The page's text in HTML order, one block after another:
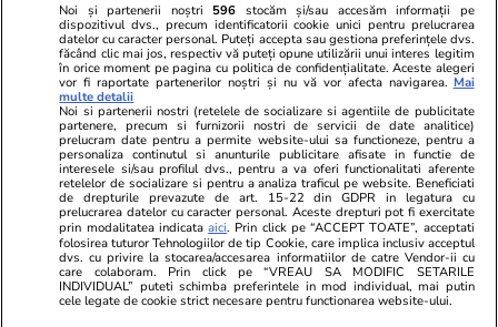
ZiaruldeIasi.ro
Iașul, pe locul doi în România
după numărul de locuințe. Cum
au schimbat comunele
metropolitane harta județului
Fanatik.ro
De ce a
Costel
mental!
tensiune și
Noi și partenerii noștri 596 stocăm și/sau accesăm informații pe
dispozitivul dvs., precum identificatorii cookie unici pentru prelucrarea
datelor cu caracter personal. Puteți accepta sau gestiona preferințele dvs.
făcând clic mai jos, respectiv vă puteți opune utilizării unui interes legitim
în orice moment pe pagina cu politica de confidențialitate. Aceste alegeri
vor fi raportate partenerilor noștri și nu vă vor afecta navigarea. Mai
multe detalii
Noi si partenerii nostri (retelele de socializare si agentiile de publicitate
partenere, precum si furnizorii nostri de servicii de date analitice)
prelucram date pentru a permite website-ului sa functioneze, pentru a
personaliza continutul si anunturile publicitare afisate in functie de
interesele si/sau profilul dvs., pentru a va oferi functionalitati aferente
retelelor de socializare si pentru a analiza traficul pe website. Beneficiati
de drepturile prevazute de art. 15-22 din GDPR in legatura cu
prelucrarea datelor cu caracter personal. Aceste drepturi pot fi exercitate
prin modalitatea indicataaici. Prin click pe “ACCEPT TOATE”, acceptati
folosirea tuturor Tehnologiilor de tip Cookie, care implica inclusiv acceptul
dvs. cu privire la stocarea/accesarea informatiilor de catre Vendor-ii cu
care colaboram. Prin click pe “VREAU SA MODIFIC SETARILE
INDIVIDUAL” puteti schimba preferintele in mod individual, mai putin
cele legate de cookie strict necesare pentru functionarea website-ului.